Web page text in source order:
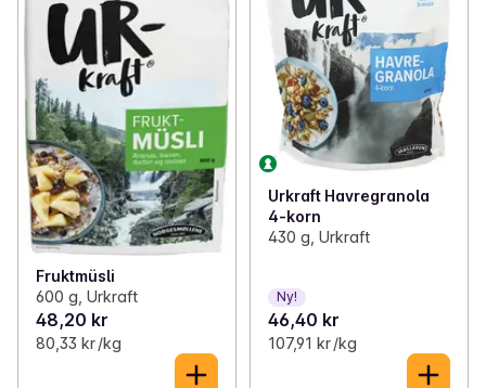
Fruktmüsli
600 g, Urkraft
48,20 kr
80,33 kr /kg
Urkraft Havregranola
4-korn
430 g, Urkraft
Ny!
46,40 kr
107,91 kr /kg